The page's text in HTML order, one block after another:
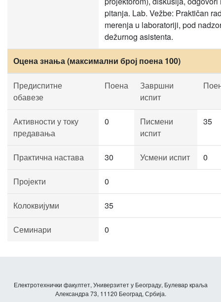
pitanja. Lab. Vežbe: Praktičan
merenja u laboratoriji, pod
dežurnog asistenta.
Оцена знања (максимални број поена 100)
Предиспитне
обавезе
Поена
Завршни
испит
Активности у току
предавања
0
Писмени
испит
35
Практична настава 30 Усмени испит 0
Пројекти 0
Колоквијуми 35
Семинари 0
Електротехнички факултет, Универзитет у Београду, Булевар краља
Александра 73, 11120 Београд, Србија.